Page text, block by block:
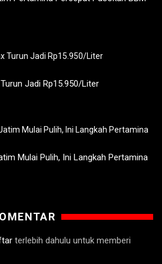
Jadi Rp15.950/Liter
Mulai Pulih, Ini Langkah Pertamina
terlebih dahulu untuk memberi